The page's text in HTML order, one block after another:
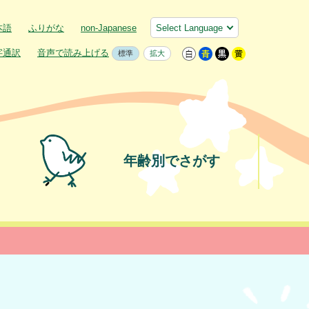
語 ふりがな non-Japanese
通訳 音声で読み上げる 標準 拡大
年齢別でさがす